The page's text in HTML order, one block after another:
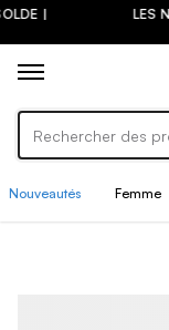
LES
Nouveautés Femme